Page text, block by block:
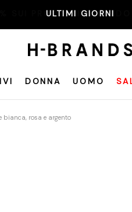
ULTIMI GIORNI
DONNA UOMO
bianca, rosa e argento